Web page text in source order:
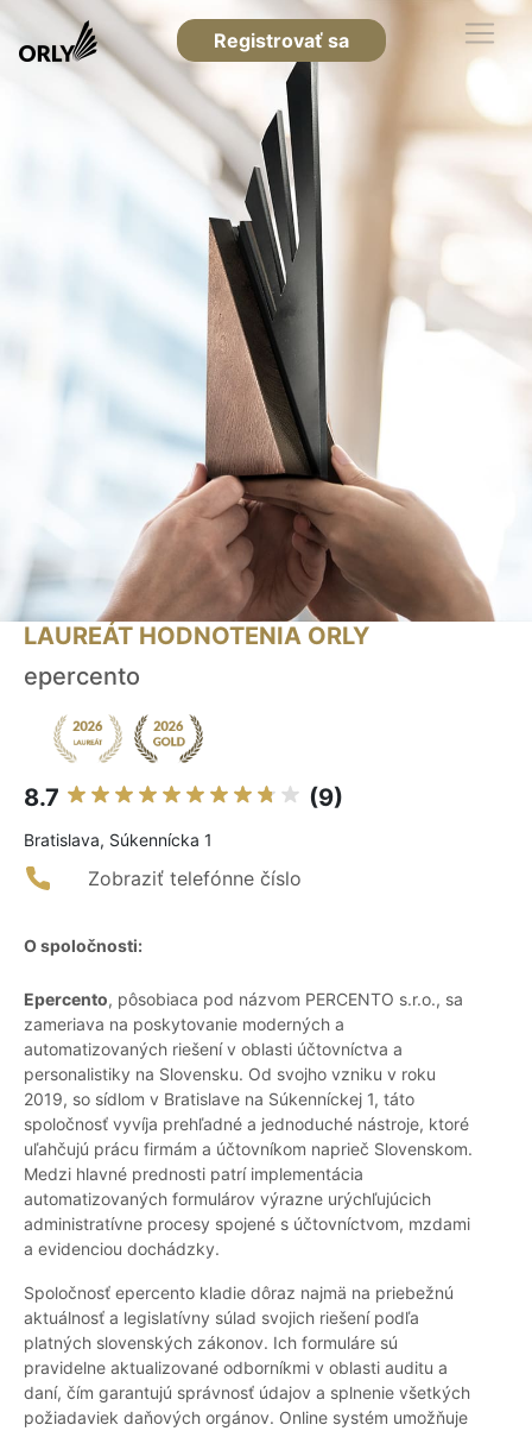
Registrovať sa
LAUREÁT HODNOTENIA ORLY
epercento
8.7 (9)
Bratislava, Súkennícka 1
Zobraziť telefónne číslo
O spoločnosti:
Epercento, pôsobiaca pod názvom PERCENTO s.r.o., sa
zameriava na poskytovanie moderných a
automatizovaných riešení v oblasti účtovníctva a
personalistiky na Slovensku. Od svojho vzniku v roku
2019, so sídlom v Bratislave na Súkenníckej 1, táto
spoločnosť vyvíja prehľadné a jednoduché nástroje, ktoré
uľahčujú prácu firmám a účtovníkom naprieč Slovenskom.
Medzi hlavné prednosti patrí implementácia
automatizovaných formulárov výrazne urýchľujúcich
administratívne procesy spojené s účtovníctvom, mzdami
a evidenciou dochádzky.
Spoločnosť epercento kladie dôraz najmä na priebežnú
aktuálnosť a legislatívny súlad svojich riešení podľa
platných slovenských zákonov. Ich formuláre sú
pravidelne aktualizované odborníkmi v oblasti auditu a
daní, čím garantujú správnosť údajov a splnenie všetkých
požiadaviek daňových orgánov. Online systém umožňuje